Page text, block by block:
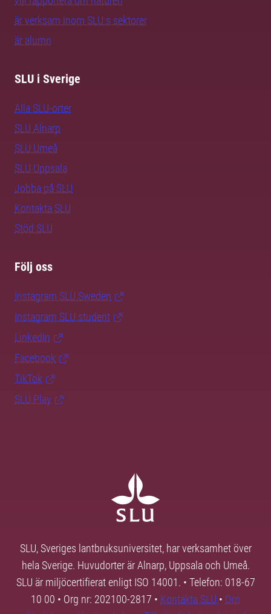
är verksam inom SLU:s sektorer
är alumn
SLU i Sverige
Alla SLU-orter
SLU Alnarp
SLU Umeå
SLU Uppsala
Jobba på SLU
Kontakta SLU
Stöd SLU
Följ oss
Instagram SLU.Sweden
Instagram SLU.student
LinkedIn
Facebook
TikTok
SLU Play
SLU, Sveriges lantbruksuniversitet, har verksamhet över
hela Sverige. Huvudorter är Alnarp, Uppsala och Umeå.
SLU är miljöcertifierat enligt ISO 14001. • Telefon: 018-67
10 00 • Org nr: 202100-2817 • Kontakta SLU • Om